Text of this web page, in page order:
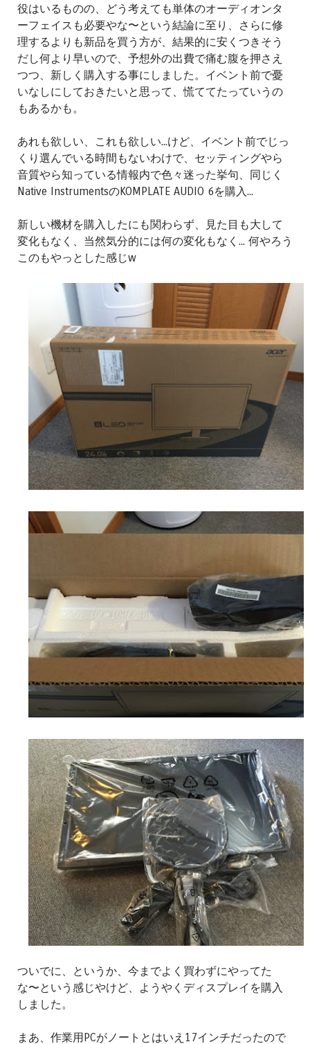
役はいるものの、どう考えても単体のオーディオンタ
ーフェイスも必要やな〜という結論に至り、さらに修
理するよりも新品を買う方が、結果的に安くつきそう
だし何より早いので、予想外の出費で痛む腹を押さえ
つつ、新しく購入する事にしました。イベント前で憂
いなしにしておきたいと思って、慌ててたっていうの
もあるかも。
あれも欲しい、これも欲しい...けど、イベント前でじっ
くり選んでいる時間もないわけで、セッティングやら
音質やら知っている情報内で色々迷った挙句、同じく
Native InstrumentsのKOMPLATE AUDIO 6を購入...
新しい機材を購入したにも関わらず、見た目も大して
変化もなく、当然気分的には何の変化もなく... 何やろう
このもやっとした感じw
ついでに、というか、今までよく買わずにやってた
な〜という感じやけど、ようやくディスプレイを購入
しました。
まあ、作業用PCがノートとはいえ17インチだったので